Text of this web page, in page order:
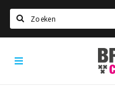
Home